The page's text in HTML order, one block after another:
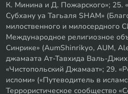
К. Минина и Д. Пожарского»; 25.
Субхану уа Тагьаля SHAM»
милоственного и милосердного
Международное религиозное
Синрике» (AumShinrikyo, AUM,
джамаата Ат-Тавхида Валь-
«Чистопольский Джамаат»; 29.
исломи» («Путеводитель в
Террористическое сообщество